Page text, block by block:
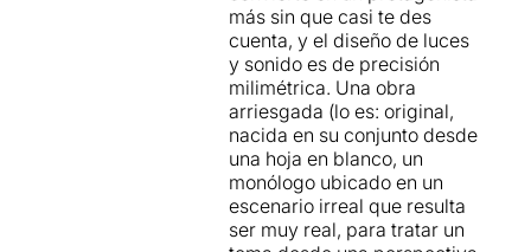
más sin que casi te des
cuenta, y el diseño de luces
y sonido es de precisión
milimétrica. Una obra
arriesgada (lo es: original,
nacida en su conjunto desde
una hoja en blanco, un
monólogo ubicado en un
escenario irreal que resulta
ser muy real, para tratar un